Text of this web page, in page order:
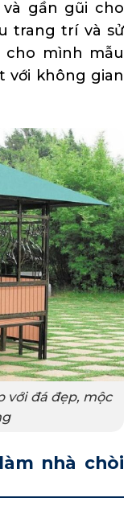
gần gũi cho
trang trí và sử
cho mình mẫu
với không gian
với đá đẹp, mộc
nhà chòi